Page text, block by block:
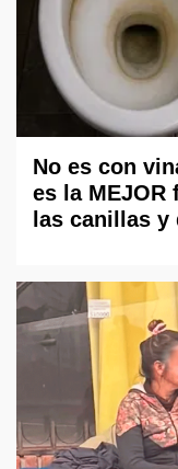
No es con
es la MEJOR
las canillas